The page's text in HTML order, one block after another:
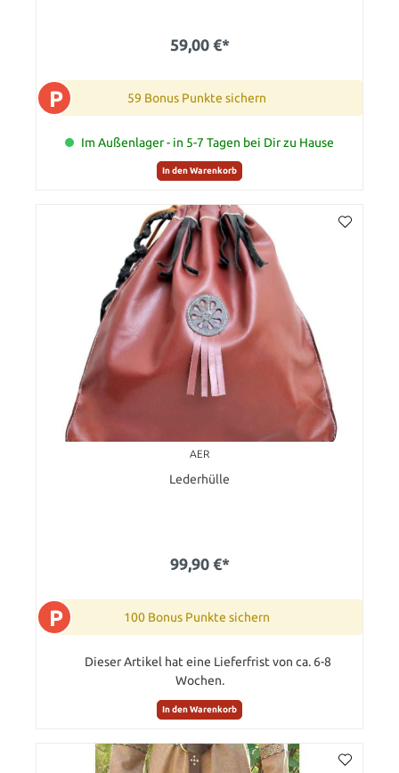
59,00 €*
P 59 Bonus Punkte sichern
Im Außenlager - in 5-7 Tagen bei Dir zu Hause
In den Warenkorb
AER
Lederhülle
99,90 €*
P 100 Bonus Punkte sichern
Dieser Artikel hat eine Lieferfrist von ca. 6-8
Wochen.
In den Warenkorb